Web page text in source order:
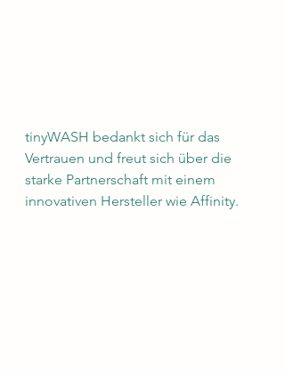
tinyWASH bedankt sich für das
Vertrauen und freut sich über die
starke Partnerschaft mit einem
innovativen Hersteller wie Affinity.